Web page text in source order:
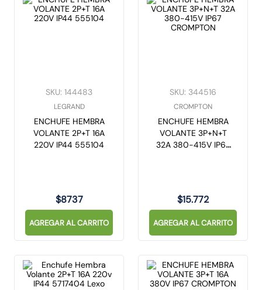
SKU: 144483
LEGRAND
ENCHUFE HEMBRA
VOLANTE 2P+T 16A
220V IP44 555104
$8737
AGREGAR AL CARRITO
SKU: 344516
CROMPTON
ENCHUFE HEMBRA
VOLANTE 3P+N+T
32A 380-415V IP67
$15.772
AGREGAR AL CARRITO